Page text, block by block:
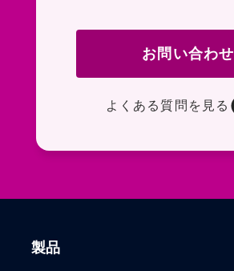
お問い合わせ
よくある質問を見る
製品